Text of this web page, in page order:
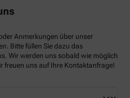
Anmerkungen über unser
Bitte füllen Sie dazu das
Wir werden uns sobald wie möglich
freuen uns auf Ihre Kontaktanfrage!